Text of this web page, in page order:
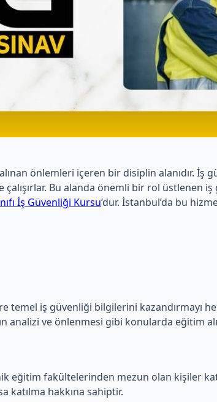
önlemleri içeren bir disiplin alanıdır.
çalışırlar. Bu alanda önemli bir rol üstlenen
İş Güvenliği Kursu’dur. İstanbul’da bu
iş güvenliği bilgilerini kazandırmayı
analizi ve önlenmesi gibi konularda eğitim
eğitim fakültelerinden mezun olan kişiler
hakkına sahiptir.